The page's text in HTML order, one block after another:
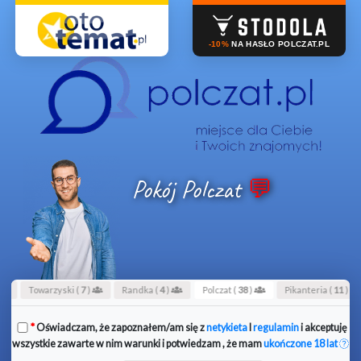
Pokój Polczat
Towarzyski (7) Randka (4) Polczat (38) Pikanteria (11)
*Oświadczam, że zapoznałem/am się znetykietaI regulamini akceptuję
wszystkie zawarte w nim warunki i potwiedzam , że mamukończone 18 lat
-10% NA HASŁO POLCZAT.PL